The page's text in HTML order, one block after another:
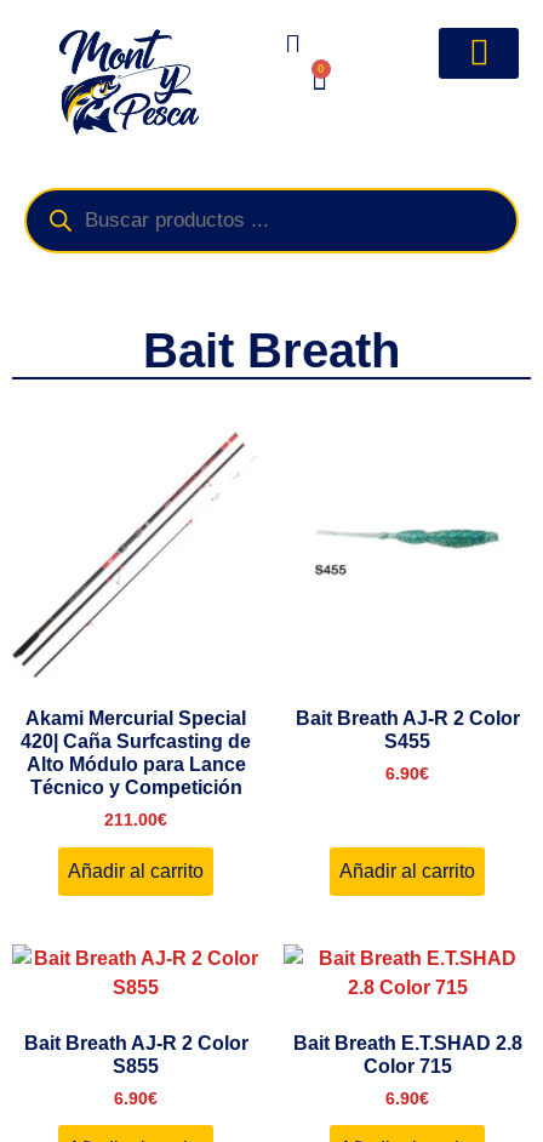
0
Bait Breath
Akami Mercurial Special
420| Caña Surfcasting de
Alto Módulo para Lance
Técnico y Competición
211.00€
Añadir al carrito
Bait Breath AJ-R 2 Color
S455
6.90€
Añadir al carrito
Bait Breath AJ-R 2 Color
S855
6.90€
Bait Breath E.T.SHAD 2.8
Color 715
6.90€